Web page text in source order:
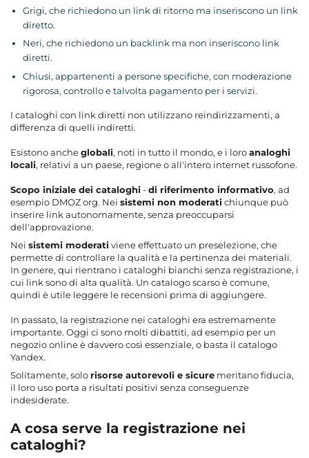
Grigi, che richiedono un link di ritorno ma inseriscono un link
diretto.
Neri, che richiedono un backlink ma non inseriscono link
diretti.
Chiusi, appartenenti a persone specifiche, con moderazione
rigorosa, controllo e talvolta pagamento per i servizi.
I cataloghi con link diretti non utilizzano reindirizzamenti, a
differenza di quelli indiretti.
Esistono ancheglobali, noti in tutto il mondo, e i loroanaloghi
locali, relativi a un paese, regione o all'intero internet russofone.
Scopo iniziale dei cataloghi-di riferimento informativo, ad
esempio DMOZ org. Nei sistemi non moderatichiunque può
inserire link autonomamente, senza preoccuparsi
dell'approvazione.
Nei sistemi moderativiene effettuato un preselezione, che
permette di controllare la qualità e la pertinenza dei materiali.
In genere, qui rientrano i cataloghi bianchi senza registrazione, i
cui link sono di alta qualità. Un catalogo scarso è comune,
quindi è utile leggere le recensioni prima di aggiungere.
In passato, la registrazione nei cataloghi era estremamente
importante. Oggi ci sono molti dibattiti, ad esempio per un
negozio online è davvero così essenziale, o basta il catalogo
Yandex.
Solitamente, solo risorse autorevoli e sicure meritano fiducia,
il loro uso porta a risultati positivi senza conseguenze
indesiderate.
A cosa serve la registrazione nei
cataloghi?